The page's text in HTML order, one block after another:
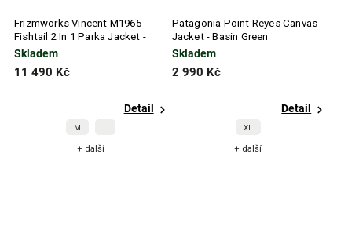
Frizmworks Vincent M1965
Fishtail 2 In 1 Parka Jacket -
Olive
Skladem
11 490 Kč
Detail
M L
+ další
Patagonia Point Reyes Canvas
Jacket - Basin Green
Skladem
2 990 Kč
Detail
XL
+ další